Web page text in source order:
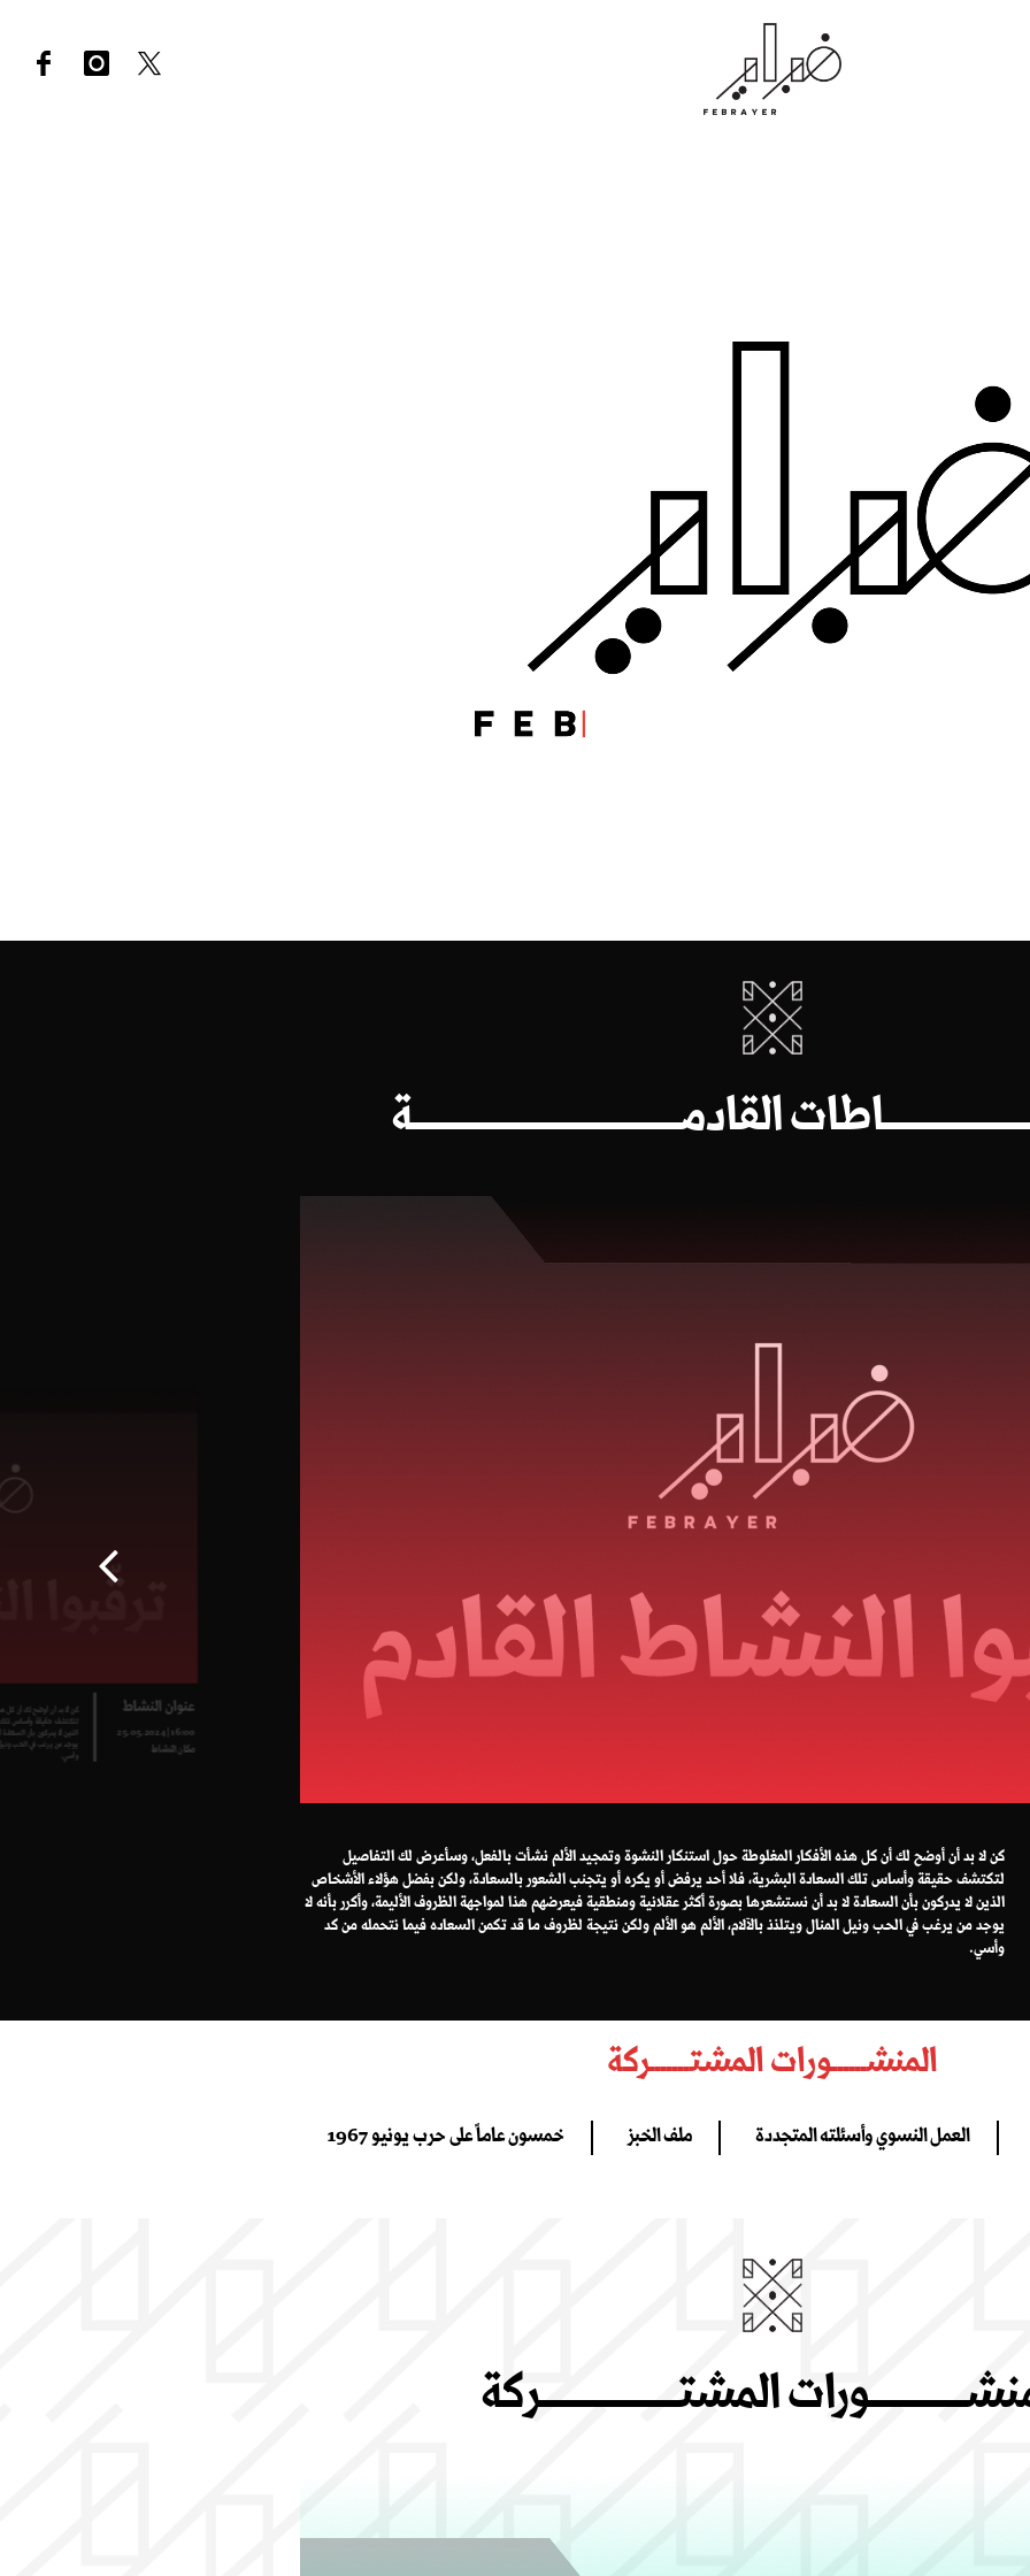
القادمـــــــــــــــــــــــــــــــــــــــة
كن لا بد أن أوضح لك أن كل
لتكتشف حقيقة وأساس تلك
الذين لا يدركون بأن
يوجد من يرغب في الحب ونيل
وأسي.
عنوان النشاط
16:00 | 25.05.2024
مكان النشاط
كن لا بد أن أوضح لك أن كل هذه الأفكار المغلوطة حول استنكار النشوة وتمجيد الألم نشأت بالفعل، وسأعرض لك التفاصيل
لتكتشف حقيقة وأساس تلك السعادة البشرية، فلا أحد يرفض أو يكره أو يتجنب الشعور بالسعادة، ولكن بفضل هؤلاء الأشخاص
الذين لا يدركون بأن السعادة لا بد أن نستشعرها بصورة أكثر عقلانية ومنطقية فيعرضهم هذا لمواجهة الظروف الأليمة، وأكرر بأنه لا
يوجد من يرغب في الحب ونيل المنال ويتلذذ بالآلام، الألم هو الألم ولكن نتيجة لظروف ما قد تكمن السعاده فيما نتحمله من كد
وأسي.
المنشــــــورات المشتـــــــركة
العمل النسوي وأسئلته المتجددة ملف الخبز خمسون عاماً على حرب يونيو 1967
المشتــــــــــــــــــــركة